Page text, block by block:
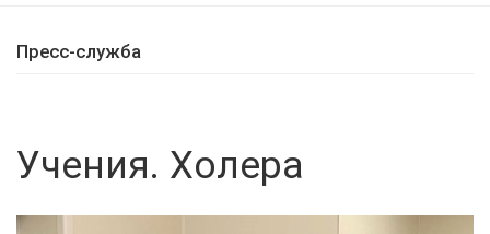
Пресс-служба
Учения. Холера